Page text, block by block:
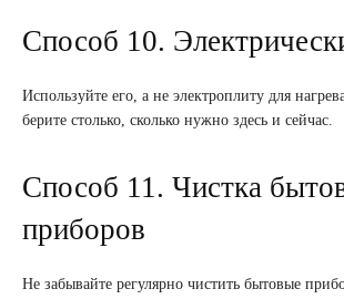
Способ 10.
Используйте его, а не электроплиту для
берите столько, сколько нужно здесь и сейчас.
Способ 11. Чистка
приборов
Не забывайте регулярно чистить бытовые